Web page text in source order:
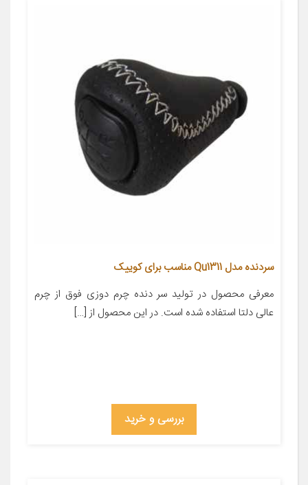
سردنده مدل Qu1311 مناسب برای کوییک
معرفی محصول در تولید سر دنده چرم دوزی فوق از چرم
عالی دلتا استفاده شده است. در این محصول از […]
بررسی و خرید